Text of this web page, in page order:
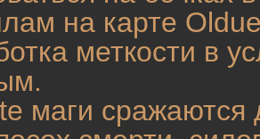
на карте
меткости в
маги сражаются